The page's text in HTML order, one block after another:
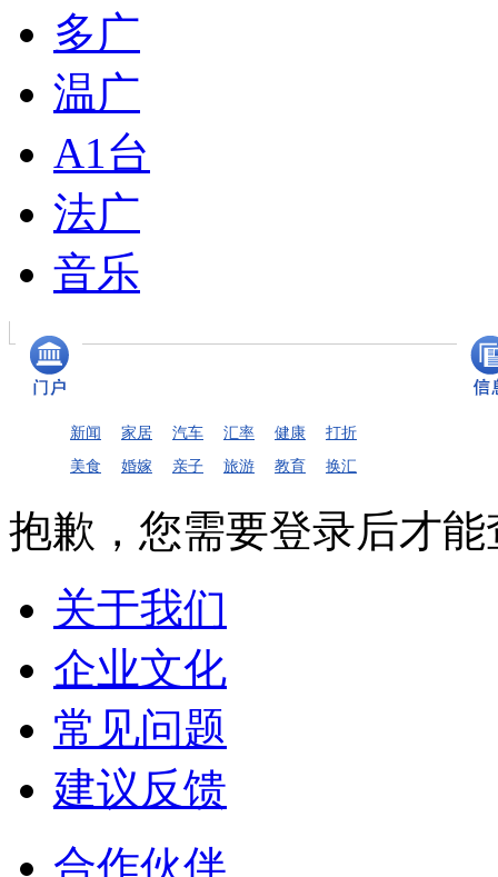
多广
温广
A1台
法广
音乐
新闻 家居 汽车 汇率 健康
打折
美食
婚嫁 亲子 旅游 教育 换汇
抱歉，您需要登录后才能
关于我们
企业文化
常见问题
建议反馈
合作伙伴